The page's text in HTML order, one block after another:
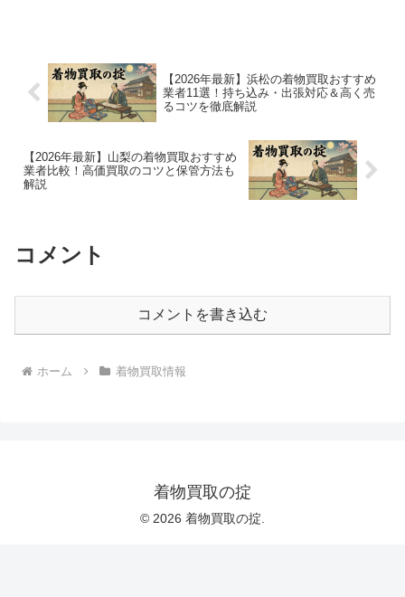
【2026年最新】浜松の着物買取おすすめ
業者11選！持ち込み・出張対応＆高く売
るコツを徹底解説
【2026年最新】山梨の着物買取おすすめ
業者比較！高価買取のコツと保管方法も
解説
コメント
コメントを書き込む
ホーム 着物買取情報
着物買取の掟
© 2026 着物買取の掟.